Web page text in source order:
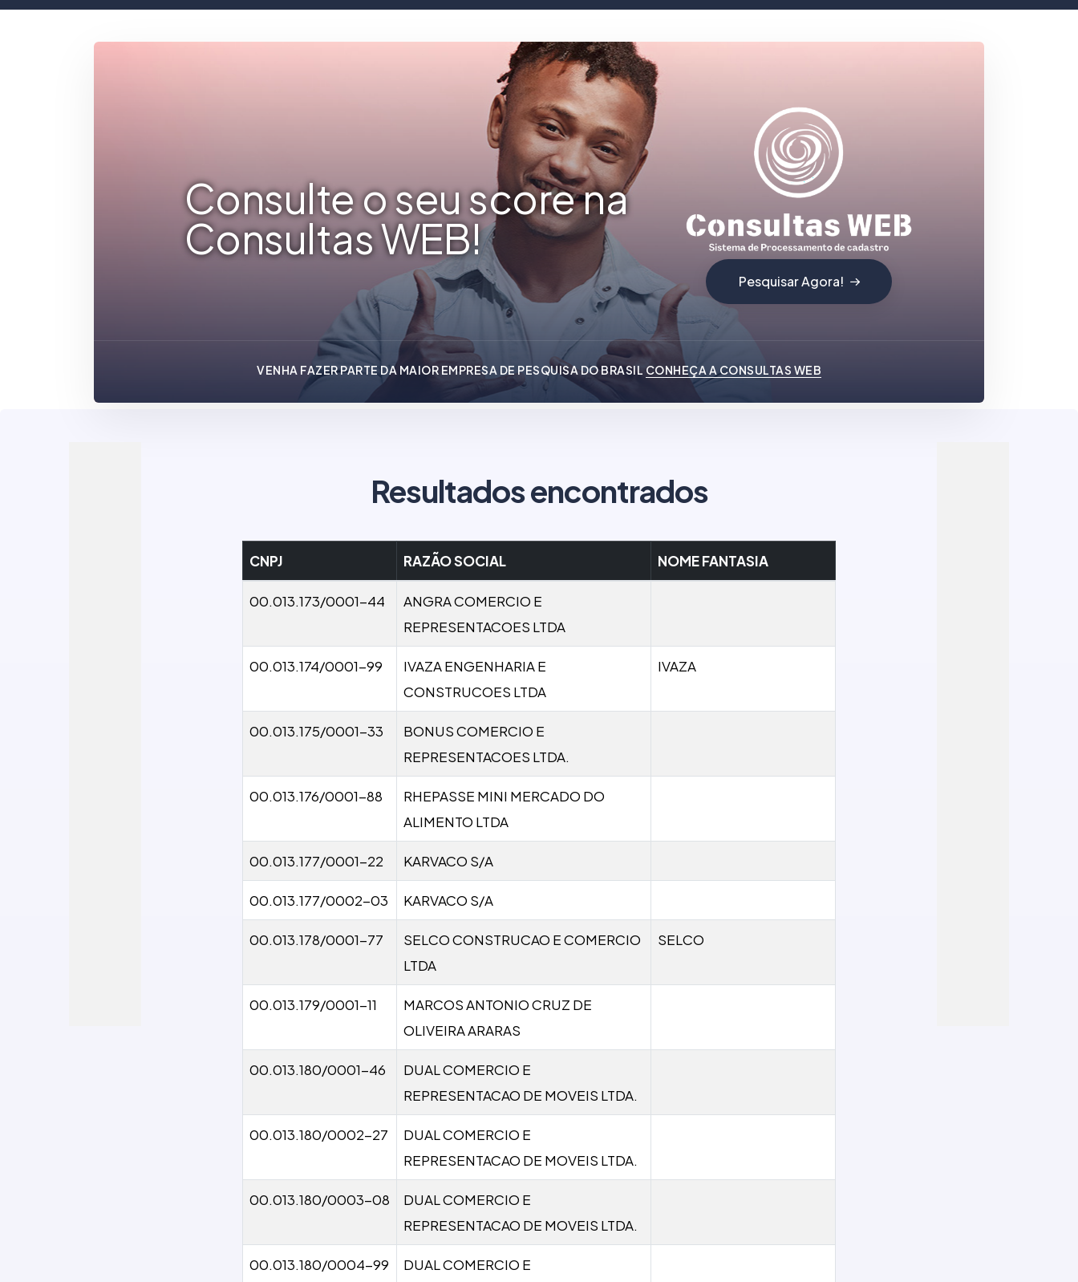
Consulte o seu score na
Consultas WEB!
Pesquisar Agora!
VENHA FAZER PARTE DA MAIOR EMPRESA DE PESQUISA DO BRASIL CONHEÇA A CONSULTAS WEB
Resultados encontrados
CNPJ RAZÃO SOCIAL NOME FANTASIA
00.013.173/0001-44
ANGRA COMERCIO E
REPRESENTACOES LTDA
00.013.174/0001-99
IVAZA ENGENHARIA E
CONSTRUCOES LTDA
IVAZA
00.013.175/0001-33
BONUS COMERCIO E
REPRESENTACOES LTDA.
00.013.176/0001-88
RHEPASSE MINI MERCADO DO
ALIMENTO LTDA
00.013.177/0001-22 KARVACO S/A
00.013.177/0002-03 KARVACO S/A
00.013.178/0001-77
SELCO CONSTRUCAO E COMERCIO
LTDA
SELCO
00.013.179/0001-11
MARCOS ANTONIO CRUZ DE
OLIVEIRA ARARAS
00.013.180/0001-46
DUAL COMERCIO E
REPRESENTACAO DE MOVEIS LTDA.
00.013.180/0002-27
DUAL COMERCIO E
REPRESENTACAO DE MOVEIS LTDA.
00.013.180/0003-08
DUAL COMERCIO E
REPRESENTACAO DE MOVEIS LTDA.
00.013.180/0004-99
DUAL COMERCIO E